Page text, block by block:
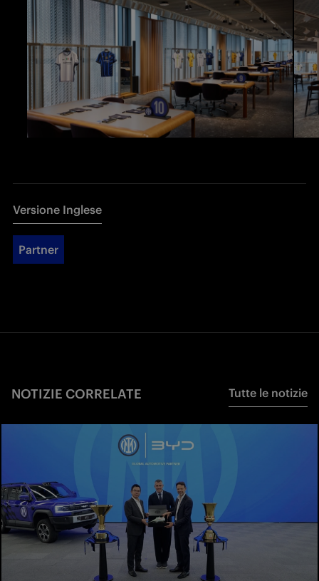
Versione Inglese
Partner
NOTIZIE CORRELATE Tutte le notizie